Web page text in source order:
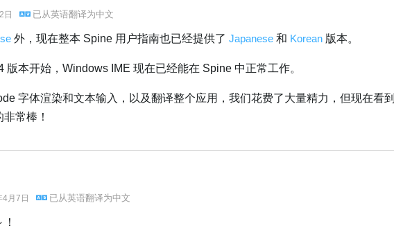
日 已从英语翻译为中文
外，现在整本 Spine 用户指南也已经提供了 Japanese 和 Korean 版本。
版本开始，Windows IME 现在已经能在 Spine 中正常工作。
字体渲染和文本输入，以及翻译整个应用，我们花费了大量精力，但现在看
常棒！
月7日 已从英语翻译为中文